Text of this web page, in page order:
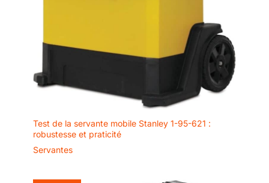
Test de la servante mobile Stanley 1-95-621 :
robustesse et praticité
Servantes